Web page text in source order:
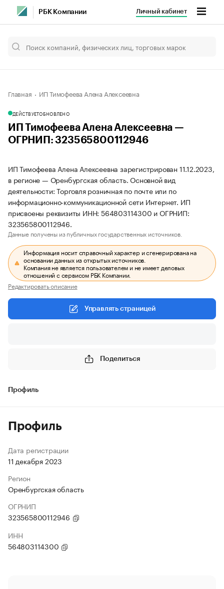
РБК Компании Личный кабинет
Главная ИП Тимофеева Алена Алексеевна
ДЕЙСТВУЕТОБНОВЛЕНО
ИП Тимофеева Алена Алексеевна —
ОГРНИП: 323565800112946
ИП Тимофеева Алена Алексеевна зарегистрирован 11.12.2023,
в регионе — Оренбургская область. Основной вид
деятельности: Торговля розничная по почте или по
информационно-коммуникационной сети Интернет. ИП
присвоены реквизиты ИНН: 564803114300 и ОГРНИП:
323565800112946.
Данные получены из публичных государственных источников.
Информация носит справочный характер и сгенерирована на
основании данных из открытых источников.
Компания не является пользователем и не имеет деловых
отношений с сервисом РБК Компании.
Редактировать описание
Управлять страницей
Поделиться
Профиль
Профиль
Дата регистрации
11 декабря 2023
Регион
Оренбургская область
ОГРНИП
323565800112946
ИНН
564803114300